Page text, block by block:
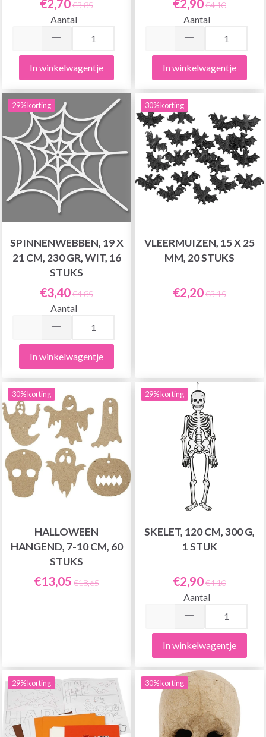
€2,70€3,85
Aantal
In winkelwagentje
€2,90€4,10
Aantal
In winkelwagentje
29% korting
SPINNENWEBBEN, 19 X
21 CM, 230 GR, WIT, 16
STUKS
€3,40€4,85
Aantal
In winkelwagentje
30% korting
VLEERMUIZEN, 15 X 25
MM, 20 STUKS
€2,20€3,15
30% korting
HALLOWEEN
HANGEND, 7-10 CM, 60
STUKS
€13,05 €18,65
29% korting
SKELET, 120 CM, 300 G,
1 STUK
€2,90€4,10
Aantal
In winkelwagentje
29% korting 30% korting